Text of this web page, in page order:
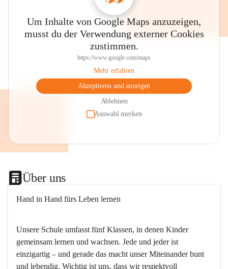
Um Inhalte von Google Maps anzuzeigen,
musst du der Verwendung externer Cookies
zustimmen.
https://www.google.com/maps
Mehr erfahren
Akzeptieren und anzeigen
Ablehnen
Auswahl merken
Über uns
Hand in Hand fürs Leben lernen
Unsere Schule umfasst fünf Klassen, in denen Kinder
gemeinsam lernen und wachsen. Jede und jeder ist
einzigartig – und gerade das macht unser Miteinander bunt
und lebendig. Wichtig ist uns, dass wir respektvoll